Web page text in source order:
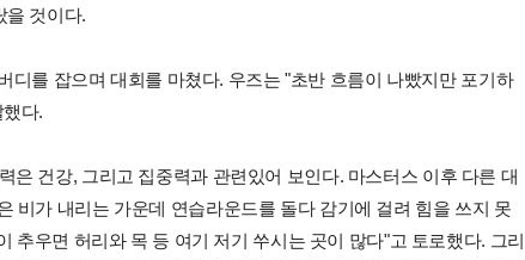
을 것이다.
디를 잡으며 대회를 마쳤다. 우즈는 "초반 흐름이 나빴지만 포기하
다.
은 건강, 그리고 집중력과 관련있어 보인다. 마스터스 이후 다른 대
비가 내리는 가운데 연습라운드를 돌다 감기에 걸려 힘을 쓰지 못
추우면 허리와 목 등 여기 저기 쑤시는 곳이 많다"고 토로했다. 그리